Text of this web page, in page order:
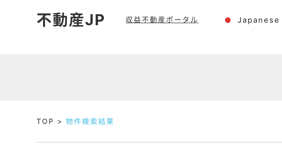
不動産JP 収益不動産ポータル Japanese
TOP 物件検索結果